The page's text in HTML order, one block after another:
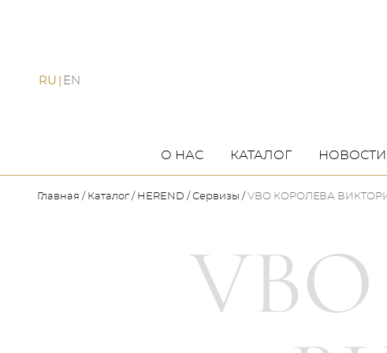
RU EN
О НАС КАТАЛОГ НОВОСТИ
Главная Каталог HEREND Сервизы VBO КОРОЛЕВА